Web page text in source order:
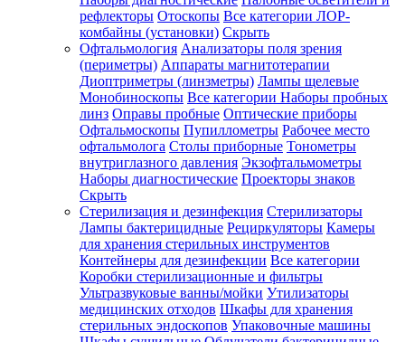
рефлекторы Отоскопы Все категории ЛОР-
комбайны (установки) Скрыть
Офтальмология Анализаторы поля зрения
(периметры) Аппараты магнитотерапии
Диоптриметры (линзметры) Лампы щелевые
Монобиноскопы Все категории Наборы пробных
линз Оправы пробные Оптические приборы
Офтальмоскопы Пупиллометры Рабочее место
офтальмолога Столы приборные Тонометры
внутриглазного давления Экзофтальмометры
Наборы диагностические Проекторы знаков
Скрыть
Стерилизация и дезинфекция Стерилизаторы
Лампы бактерицидные Рециркуляторы Камеры
для хранения стерильных инструментов
Контейнеры для дезинфекции Все категории
Коробки стерилизационные и фильтры
Ультразвуковые ванны/мойки Утилизаторы
медицинских отходов Шкафы для хранения
стерильных эндоскопов Упаковочные машины